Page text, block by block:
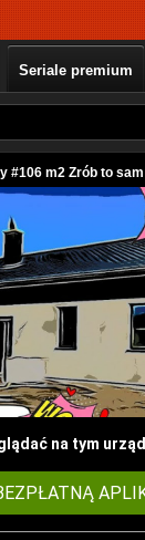
Seriale premium
#106 m2 Zrób to sam
na tym